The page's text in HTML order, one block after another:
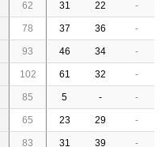
62 31 22 -
78 37 36 -
93 46 34 -
102 61 32 -
85 5 - -
65 23 29 -
83 31 39 -